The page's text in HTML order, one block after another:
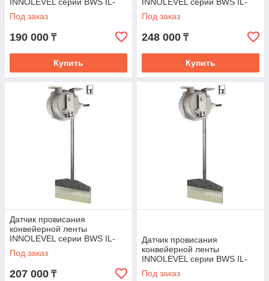
BHS-M-SS
Под заказ
190 000 ₸
Купить
BHS-M-SS-Ex
Под заказ
248 000 ₸
Купить
Датчик провисания
конвейерной ленты
INNOLEVEL серии BWS IL-
BHS-SS
Под заказ
207 000 ₸
Датчик провисания
конвейерной ленты
INNOLEVEL серии BWS IL-
BHS-SS-Ex
Под заказ